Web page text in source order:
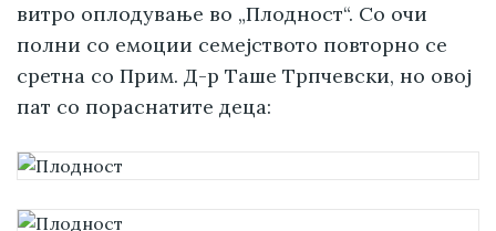
витро оплодување во „Плодност“. Со очи
полни со емоции семејството повторно се
сретна со Прим. Д-р Таше Трпчевски, но овој
пат со пораснатите деца: